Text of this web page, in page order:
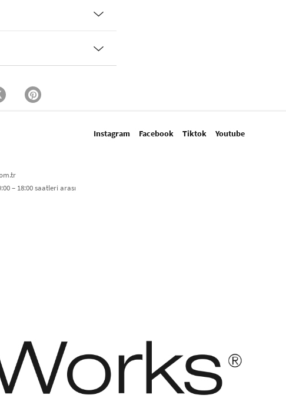
Instagram Facebook Tiktok Youtube
– 18:00 saatleri arası​